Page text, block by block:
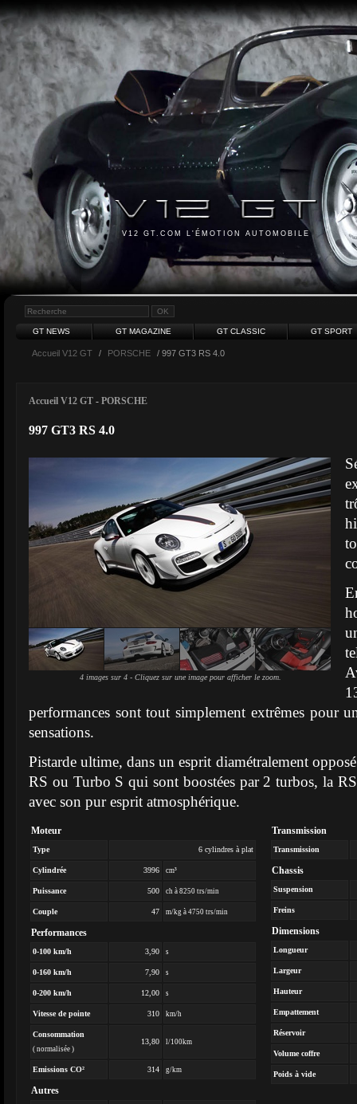
V12 GT.COM L'ÉMOTION AUTOMOBILE
GT NEWS GT MAGAZINE GT CLASSIC GT SPORT
Accueil V12 GT / PORSCHE / 997 GT3 RS 4.0
Accueil V12 GT - PORSCHE
997 GT3 RS 4.0
4 images sur 4 - Cliquez sur une image pour afficher le zoom.
performances sont tout simplement extrêmes pour
sensations.
Pistarde ultime, dans un esprit diamétralement
RS ou Turbo S qui sont boostées par 2 turbos, la
avec son pur esprit atmosphérique.
Moteur
Type 6 cylindres à plat
Cylindrée 3996 cm³
Puissance 500 ch à 8250 trs/min
Couple 47 m/kg à 4750 trs/min
Performances
0-100 km/h 3,90 s
0-160 km/h 7,90 s
0-200 km/h 12,00 s
Vitesse de pointe 310 km/h
Consommation
( normalisée )
13,80 l/100km
Emissions CO² 314 g/km
Autres
Transmission
Transmission
Chassis
Suspension
Freins
Dimensions
Longueur
Largeur
Hauteur
Empattement
Réservoir
Volume coffre
Poids à vide